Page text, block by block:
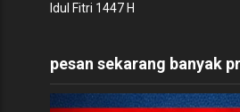
Idul Fitri 1447 H
pesan sekarang banyak